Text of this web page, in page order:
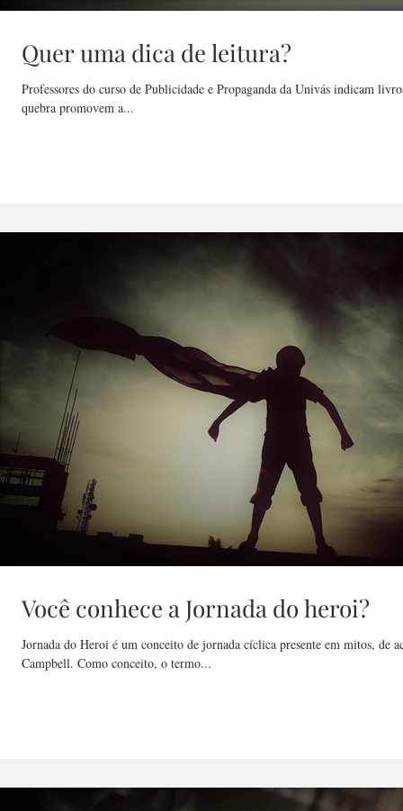
Quer uma dica de leitura?
Professores do curso de Publicidade e Propaganda da Univás indicam
quebra promovem a...
Você conhece a Jornada do heroi?
Jornada do Heroi é um conceito de jornada cíclica presente em mitos, de
Campbell. Como conceito, o termo...